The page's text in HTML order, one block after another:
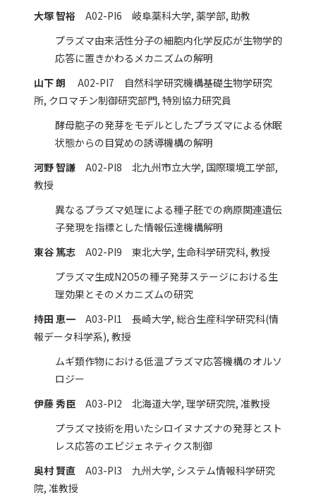
大塚 智裕 A02-PI6 岐阜薬科大学, 薬学部, 助教
プラズマ由来活性分子の細胞内化学反応が生物学的
応答に置きかわるメカニズムの解明
山下 朗
A02-PI7 自然科学研究機構基礎生物学研究
所, クロマチン制御研究部門, 特別協力研究員
酵母胞子の発芽をモデルとしたプラズマによる休眠
状態からの目覚めの誘導機構の解明
河野 智謙A02-PI8 北九州市立大学, 国際環境工学部,
教授
異なるプラズマ処理による種子胚での病原関連遺伝
子発現を指標とした情報伝達機構解明
東谷 篤志A02-PI9 東北大学, 生命科学研究科, 教授
プラズマ生成N2O5の種子発芽ステージにおける生
理効果とそのメカニズムの研究
持田 恵一A03-PI1 長崎大学, 総合生産科学研究科(情
報データ科学系), 教授
ムギ類作物における低温プラズマ応答機構のオルソ
ロジー
伊藤 秀臣A03-PI2 北海道大学, 理学研究院, 准教授
プラズマ技術を用いたシロイヌナズナの発芽とスト
レス応答のエピジェネティクス制御
奥村 賢直A03-PI3 九州大学, システム情報科学研究
院, 准教授